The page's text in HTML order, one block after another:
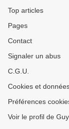
Top articles
Pages
Contact
Signaler un abus
C.G.U.
Cookies et
Préférences
Voir le profil de